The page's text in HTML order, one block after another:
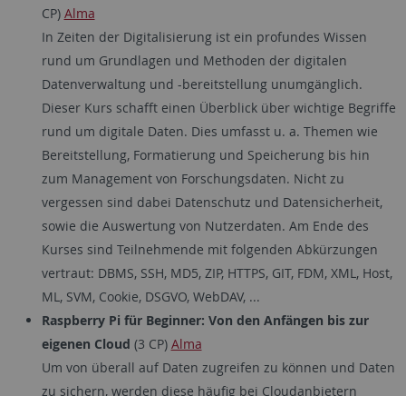
CP) Alma
In Zeiten der Digitalisierung ist ein profundes Wissen
rund um Grundlagen und Methoden der digitalen
Datenverwaltung und -bereitstellung unumgänglich.
Dieser Kurs schafft einen Überblick über wichtige Begriffe
rund um digitale Daten. Dies umfasst u. a. Themen wie
Bereitstellung, Formatierung und Speicherung bis hin
zum Management von Forschungsdaten. Nicht zu
vergessen sind dabei Datenschutz und Datensicherheit,
sowie die Auswertung von Nutzerdaten. Am Ende des
Kurses sind Teilnehmende mit folgenden Abkürzungen
vertraut: DBMS, SSH, MD5, ZIP, HTTPS, GIT, FDM, XML, Host,
ML, SVM, Cookie, DSGVO, WebDAV, ...
Raspberry Pi für Beginner: Von den Anfängen bis zur
eigenen Cloud (3 CP) Alma
Um von überall auf Daten zugreifen zu können und Daten
zu sichern, werden diese häufig bei Cloudanbietern